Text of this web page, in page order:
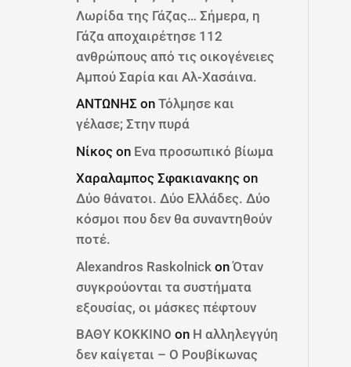
Λωρίδα της Γάζας… Σήμερα, η
Γάζα αποχαιρέτησε 112
ανθρώπους από τις οικογένειες
Αμπού Σαρία και Αλ-Χασάινα.
ΑΝΤΩΝΗΣ onΤόλμησε και
γέλασε; Στην πυρά
Νίκος on Ενα προσωπικό βίωμα
Χαραλαμπος Σφακιανακης on
Δύο θάνατοι. Δύο Ελλάδες. Δύο
κόσμοι που δεν θα συναντηθούν
ποτέ.
Alexandros Raskolnick onΌταν
συγκρούονται τα συστήματα
εξουσίας, οι μάσκες πέφτουν
ΒΑΘΥ ΚΟΚΚΙΝΟ on Η αλληλεγγύη
δεν καίγεται – Ο Ρουβίκωνας